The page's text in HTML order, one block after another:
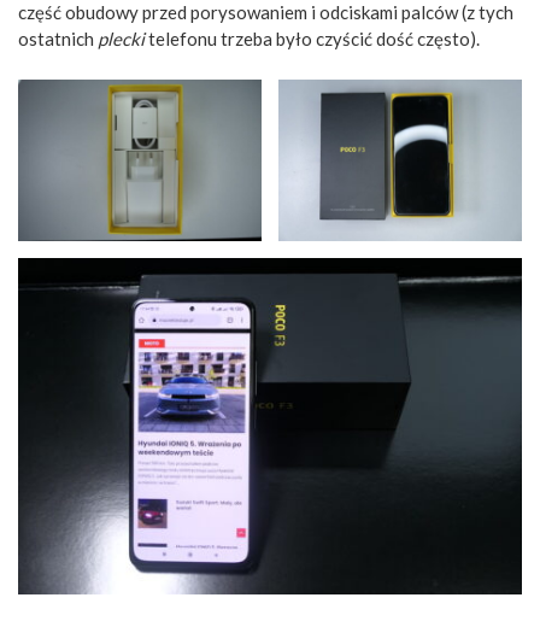
część obudowy przed porysowaniem i odciskami palców (z tych
ostatnich pleckitelefonu trzeba było czyścić dość często).